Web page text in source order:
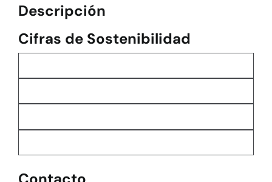
Descripción
Cifras de Sostenibilidad